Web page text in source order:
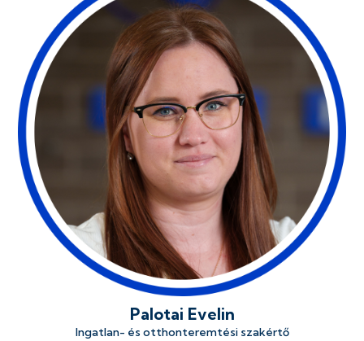
Palotai Evelin
Ingatlan- és otthonteremtési szakértő